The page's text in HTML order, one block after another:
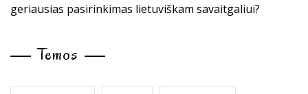
geriausias pasirinkimas lietuviškam savaitgaliui?
Temos